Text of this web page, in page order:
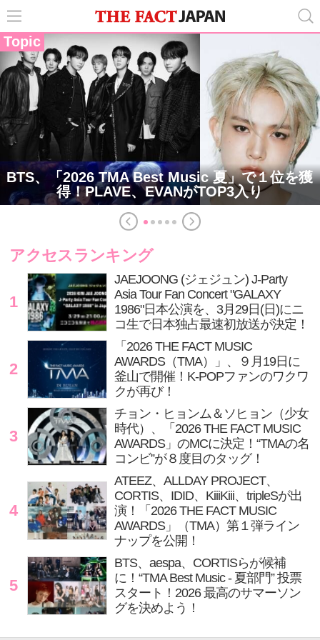
Topic
BTS、「2026 TMA Best Music 夏」で１位を獲
得！PLAVE、EVANがTOP3入り
アクセスランキング
1
JAEJOONG (ジェジュン) J-Party
Asia Tour Fan Concert "GALAXY
1986"日本公演を、3月29日(日)にニ
コ生で日本独占最速初放送が決定！
2
「2026 THE FACT MUSIC
AWARDS（TMA）」、９月19日に
釜山で開催！K-POPファンのワクワ
クが再び！
3
チョン・ヒョンム＆ソヒョン（少女
時代）、「2026 THE FACT MUSIC
AWARDS」のMCに決定！“TMAの名
コンビ”が８度目のタッグ！
4
ATEEZ、ALLDAY PROJECT、
CORTIS、IDID、KiiiKiii、tripleSが出
演！「2026 THE FACT MUSIC
AWARDS」（TMA）第１弾ライン
ナップを公開！
5
BTS、aespa、CORTISらが候補
に！“TMA Best Music - 夏部門” 投票
スタート！2026 最高のサマーソン
グを決めよう！